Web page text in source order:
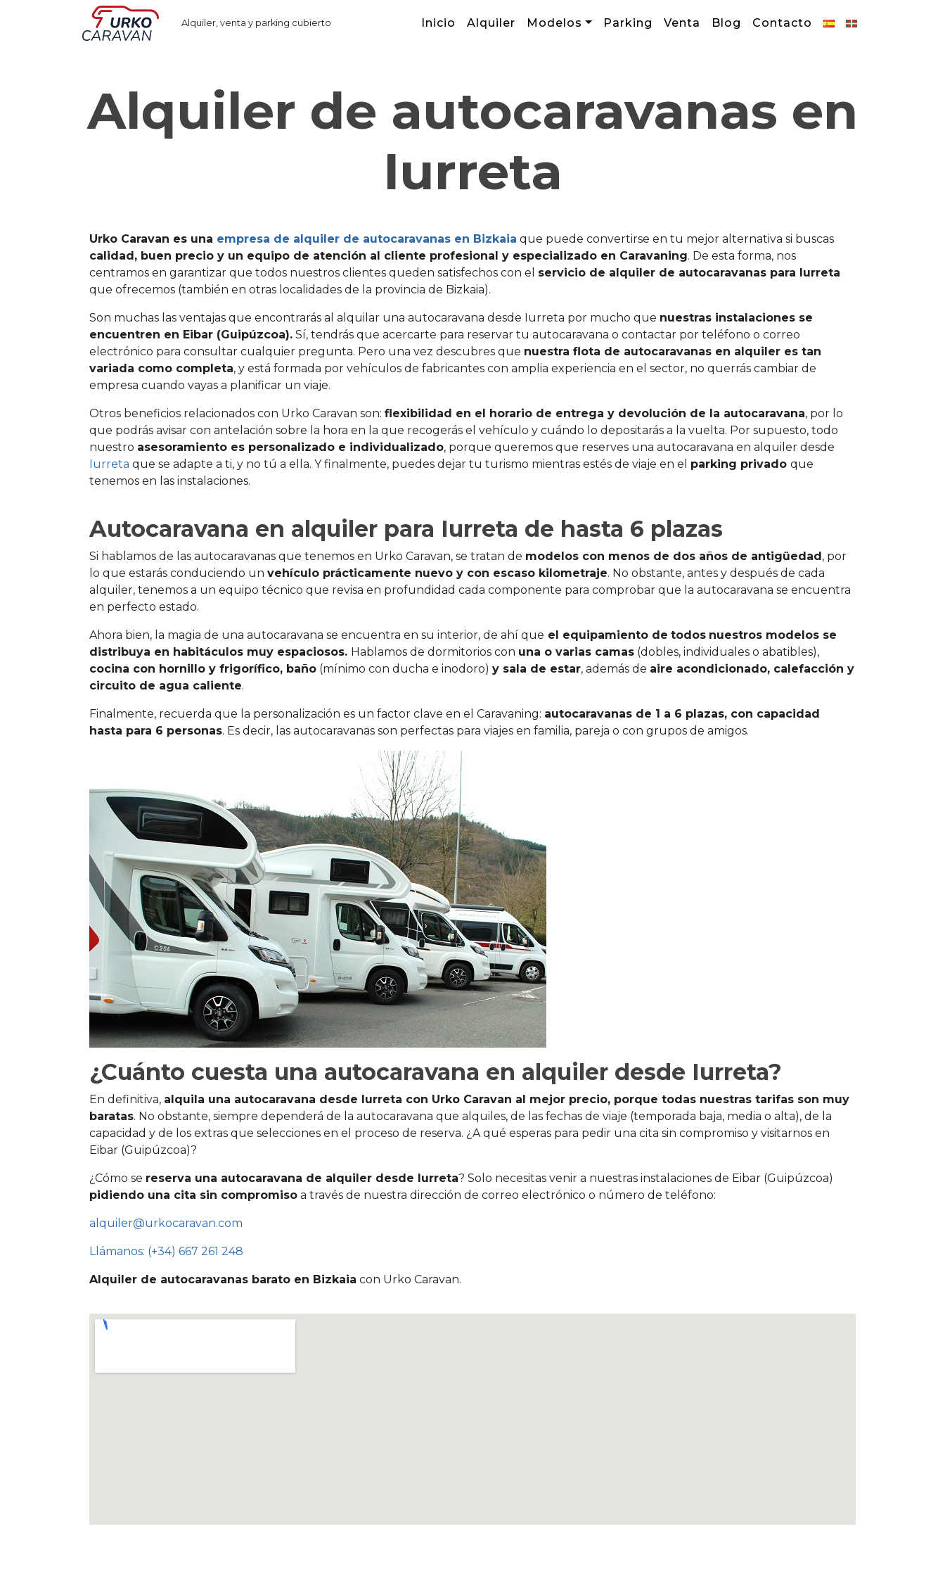
Alquiler, venta y parking cubierto Inicio Alquiler Modelos Parking Venta Blog Contacto
Alquiler de autocaravanas en
Iurreta
Urko Caravan es una empresa de alquiler de autocaravanas en Bizkaia que puede convertirse en tu mejor alternativa si buscas
calidad, buen precio y un equipo de atención al cliente profesional y especializado en Caravaning. De esta forma, nos
centramos en garantizar que todos nuestros clientes queden satisfechos con el servicio de alquiler de autocaravanas para Iurreta
que ofrecemos (también en otras localidades de la provincia de Bizkaia).
Son muchas las ventajas que encontrarás al alquilar una autocaravana desde Iurreta por mucho que nuestras instalaciones se
encuentren en Eibar (Guipúzcoa). Sí, tendrás que acercarte para reservar tu autocaravana o contactar por teléfono o correo
electrónico para consultar cualquier pregunta. Pero una vez descubres que nuestra flota de autocaravanas en alquiler es tan
variada como completa, y está formada por vehículos de fabricantes con amplia experiencia en el sector, no querrás cambiar de
empresa cuando vayas a planificar un viaje.
Otros beneficios relacionados con Urko Caravan son: flexibilidad en el horario de entrega y devolución de la autocaravana, por lo
que podrás avisar con antelación sobre la hora en la que recogerás el vehículo y cuándo lo depositarás a la vuelta. Por supuesto, todo
nuestro asesoramiento es personalizado e individualizado, porque queremos que reserves una autocaravana en alquiler desde
Iurreta que se adapte a ti, y no tú a ella. Y finalmente, puedes dejar tu turismo mientras estés de viaje en el parking privado que
tenemos en las instalaciones.
Autocaravana en alquiler para Iurreta de hasta 6 plazas
Si hablamos de las autocaravanas que tenemos en Urko Caravan, se tratan de modelos con menos de dos años de antigüedad, por
lo que estarás conduciendo un vehículo prácticamente nuevo y con escaso kilometraje. No obstante, antes y después de cada
alquiler, tenemos a un equipo técnico que revisa en profundidad cada componente para comprobar que la autocaravana se encuentra
en perfecto estado.
Ahora bien, la magia de una autocaravana se encuentra en su interior, de ahí que el equipamiento de todos nuestros modelos se
distribuya en habitáculos muy espaciosos. Hablamos de dormitorios con una o varias camas (dobles, individuales o abatibles),
cocina con hornillo y frigorífico, baño (mínimo con ducha e inodoro) y sala de estar, además de aire acondicionado, calefacción y
circuito de agua caliente.
Finalmente, recuerda que la personalización es un factor clave en el Caravaning: autocaravanas de 1 a 6 plazas, con capacidad
hasta para 6 personas. Es decir, las autocaravanas son perfectas para viajes en familia, pareja o con grupos de amigos.
¿Cuánto cuesta una autocaravana en alquiler desde Iurreta?
En definitiva, alquila una autocaravana desde Iurreta con Urko Caravan al mejor precio, porque todas nuestras tarifas son muy
baratas. No obstante, siempre dependerá de la autocaravana que alquiles, de las fechas de viaje (temporada baja, media o alta), de la
capacidad y de los extras que selecciones en el proceso de reserva. ¿A qué esperas para pedir una cita sin compromiso y visitarnos en
Eibar (Guipúzcoa)?
¿Cómo se reserva una autocaravana de alquiler desde Iurreta? Solo necesitas venir a nuestras instalaciones de Eibar (Guipúzcoa)
pidiendo una cita sin compromiso a través de nuestra dirección de correo electrónico o número de teléfono:
alquiler@urkocaravan.com
Llámanos: (+34) 667 261 248
Alquiler de autocaravanas barato en Bizkaia con Urko Caravan.